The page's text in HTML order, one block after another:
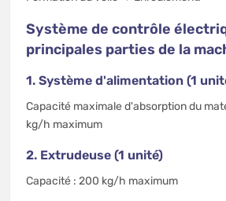
Système de contrôle
principales parties de la
1. Système d'alimentation (1
Capacité maximale d'absorption du
kg/h maximum
2. Extrudeuse (1 unité)
Capacité : 200 kg/h maximum